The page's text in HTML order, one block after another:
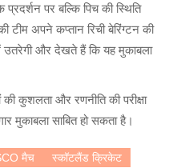
पर बल्कि पिच की स्थिति
टीम अपने कप्तान रिची बेरिंग्टन की
उतरेगी और देखते हैं कि यह मुकाबला
कुशलता और रणनीति की परीक्षा
मुकाबला साबित हो सकता है।
मैच
स्कॉटलैंड क्रिकेट